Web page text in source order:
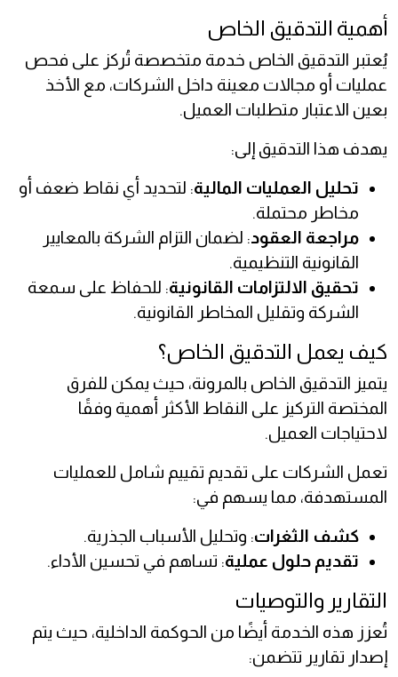
أهمية التدقيق الخاص
يُعتبر التدقيق الخاص خدمة متخصصة تُركز على فحص
عمليات أو مجالات معينة داخل الشركات، مع الأخذ
بعين الاعتبار متطلبات العميل.
يهدف هذا التدقيق إلى:
تحليل العمليات المالية: لتحديد أي نقاط ضعف أو
مخاطر محتملة.
مراجعة العقود: لضمان التزام الشركة بالمعايير
القانونية التنظيمية.
تحقيق الالتزامات القانونية: للحفاظ على سمعة
الشركة وتقليل المخاطر القانونية.
كيف يعمل التدقيق الخاص؟
يتميز التدقيق الخاص بالمرونة، حيث يمكن للفرق
المختصة التركيز على النقاط الأكثر أهمية وفقًا
لاحتياجات العميل.
تعمل الشركات على تقديم تقييم شامل للعمليات
المستهدفة، مما يسهم في:
كشف الثغرات: وتحليل الأسباب الجذرية.
تقديم حلول عملية: تساهم في تحسين الأداء.
التقارير والتوصيات
تُعزز هذه الخدمة أيضًا من الحوكمة الداخلية، حيث يتم
إصدار تقارير تتضمن: